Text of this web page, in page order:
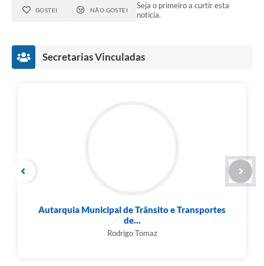
GOSTEI NÃO GOSTEI
Seja o primeiro a curtir esta
notícia.
Secretarias Vinculadas
Autarquia Municipal de Trânsito e Transportes
de...
Rodrigo Tomaz